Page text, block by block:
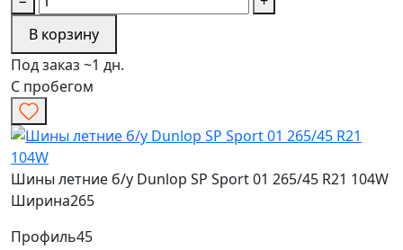
В корзину
Под заказ ~1 дн.
С пробегом
Шины летние б/у Dunlop SP Sport 01 265/45 R21 104W
Ширина265
Профиль45